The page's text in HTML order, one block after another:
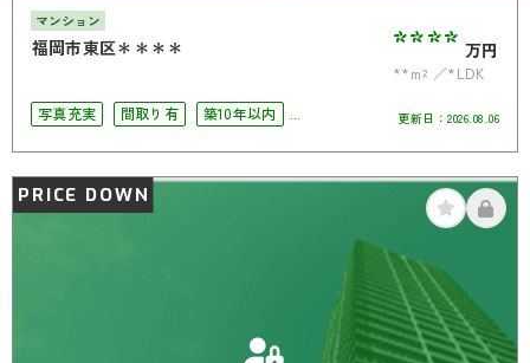
マンション
福岡市東区＊＊＊＊ **** 万円
**m²
*LDK
写真充実
間取り有
築10年以内
オートロック
角部屋
更新日： 2026.08.06
PRICE DOWN